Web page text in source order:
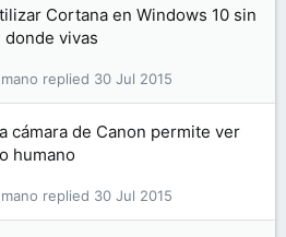
Cortana en Windows 10 sin
vivas
30 Jul 2015
cámara de Canon permite ver
humano
30 Jul 2015